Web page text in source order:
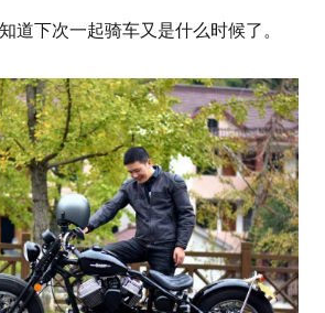
道下次一起骑车又是什么时候了。